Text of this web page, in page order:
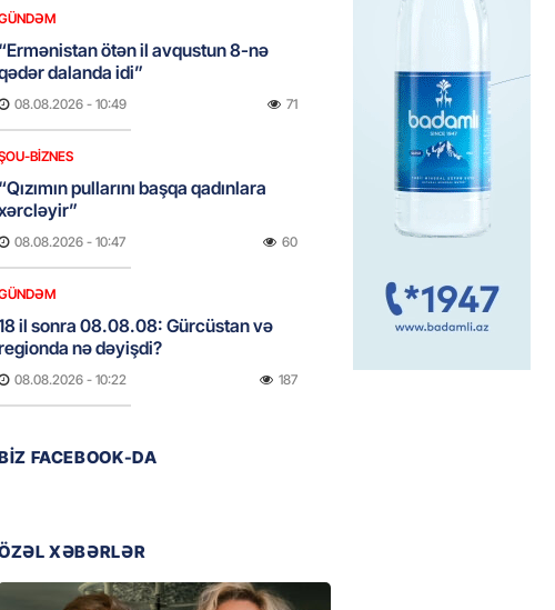
“Ermənistan ötən il avqustun 8-nə
dalanda idi”
08.08.2026 - 10:49 71
BIZNES
“Qızımın pullarını başqa qadınlara
08.08.2026 - 10:47 60
il sonra 08.08.08: Gürcüstan və
nə dəyişdi?
08.08.2026 - 10:22 187
yaşlı qızın nişanında mediaya hücum
Bu məşhurun xanımına da qiyabi həbs
FACEBOOK-DA
XƏBƏRLƏR